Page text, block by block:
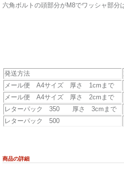
六角ボルトの頭部分がM8でワッシャ部分
発送方法
メール便 A4サイズ 厚さ 1cmまで
メール便 A4サイズ 厚さ 2cmまで
レターパック 350 厚さ 3cmまで
レターパック 500
商品の詳細